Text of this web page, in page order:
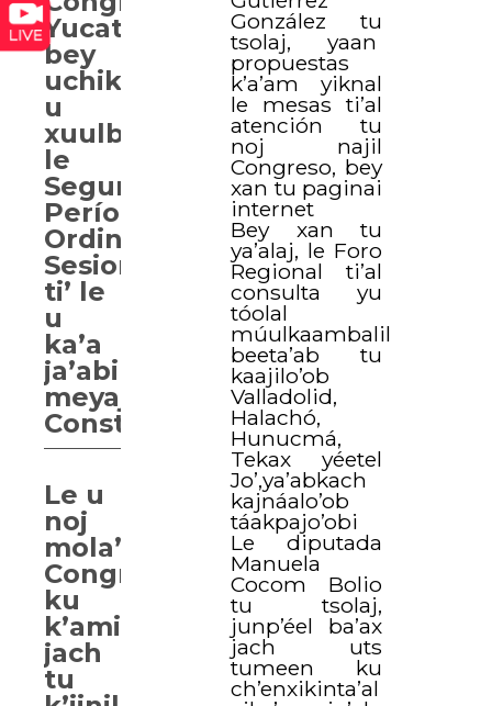
González tu
tsolaj, yaan
propuestas
k’a’am yiknal
le mesas ti’al
atención tu
noj najil
Congreso, bey
xan tu paginai
internet
Bey xan tu
ya’alaj, le Foro
Regional ti’al
consulta yu
tóolal
múulkaambalil
beeta’ab tu
kaajilo’ob
Valladolid,
Halachó,
Hunucmá,
Tekax yéetel
Jo’,ya’abkach
kajnáalo’ob
táakpajo’obi
Le diputada
Manuela
Cocom Bolio
tu tsolaj,
junp’éel ba’ax
jach uts
tumeen ku
ch’enxikinta’al
Yucatán,
bey
uchik
u
xuulbesik
le
Segundo
Período
Ordinario
Sesiones
ti’ le
u
ka’a
ja’abil
meyajil
Constitucional
Le u
noj
mola’ay
Congreso
ku
k’amik
jach
tu